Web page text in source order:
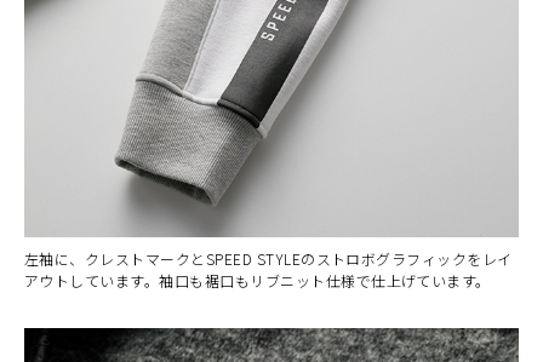
左袖に、クレストマークとSPEED STYLEのストロボグラフィックをレイ
アウトしています。袖口も裾口もリブニット仕様で仕上げています。